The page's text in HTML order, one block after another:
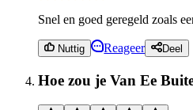
Snel en goed geregeld zoals
Nuttig Reageer Deel
Hoe zou je Van Ee